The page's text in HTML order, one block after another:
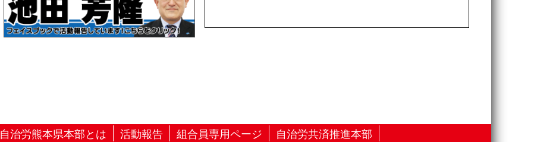
自治労熊本県本部とは 活動報告 組合員専用ページ 自治労共済推進本部